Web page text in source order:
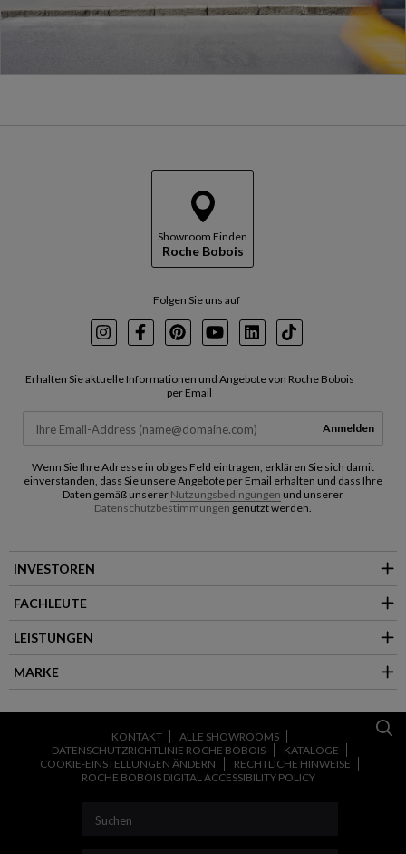
Showroom Finden
Roche Bobois
Folgen Sie uns auf
InstagramFacebookPinterest
YoutubeLinkedInTikTok
Erhalten Sie aktuelle Informationen und Angebote von Roche Bobois
per Email
Anmelden
Wenn Sie Ihre Adresse in obiges Feld eintragen, erklären Sie sich damit
einverstanden, dass Sie unsere Angebote per Email erhalten und dass Ihre
Daten gemäß unserer Nutzungsbedingungen und unserer
Datenschutzbestimmungen genutzt werden.
INVESTOREN
FACHLEUTE
LEISTUNGEN
MARKE
KONTAKT
ALLE SHOWROOMS
DATENSCHUTZRICHTLINIE ROCHE BOBOIS
KATALOGE
COOKIE-EINSTELLUNGEN ÄNDERN
RECHTLICHE HINWEISE
ROCHE BOBOIS DIGITAL ACCESSIBILITY POLICY